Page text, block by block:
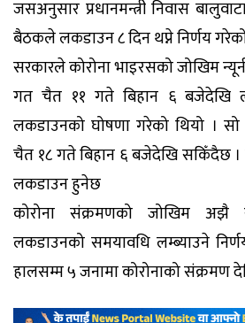
जसअनुसार प्रधानमन्त्री निवास
बैठकले लकडाउन ८ दिन थप्ने निर्णय
सरकारले कोरोना भाइरसको जोखिम
गत चैत ११ गते बिहान ६ बजेदेखि
लकडाउनको घोषणा गरेको थियो ।
चैत १८ गते बिहान ६ बजेदेखि सकिँदैछ ।
लकडाउन हुनेछ
कोरोना संक्रमणको जोखिम अझै
लकडाउनको समयावधि लम्ब्याउने
हालसम्म ५ जनामा कोरोनाको संक्रमण